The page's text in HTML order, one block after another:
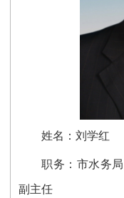
姓名：刘学红
职务： 市水务局
副主任